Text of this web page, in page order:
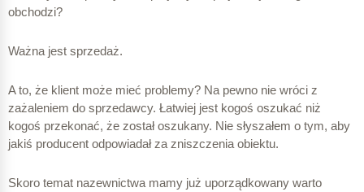
typ 3 lub
obchodzi?
Ważna jest sprzedaż.
A to, że klient może mieć problemy? Na pewno nie wróci z
zażaleniem do sprzedawcy. Łatwiej jest kogoś oszukać niż
kogoś przekonać, że został oszukany. Nie słyszałem o tym, aby
jakiś producent odpowiadał za zniszczenia obiektu.
Skoro temat nazewnictwa mamy już uporządkowany warto